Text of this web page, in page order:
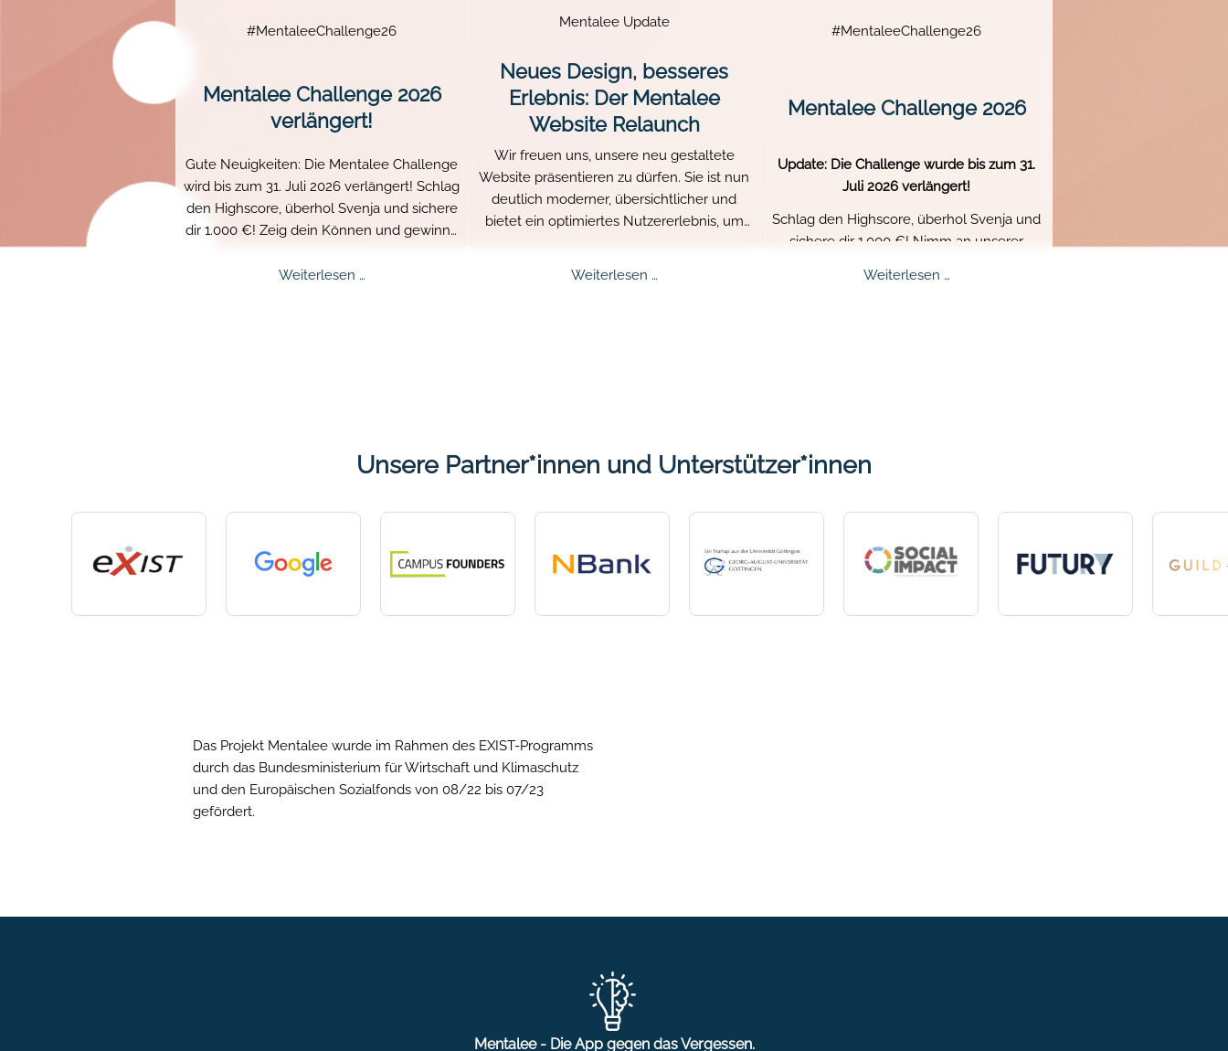
#MentaleeChallenge26
Mentalee Challenge 2026
verlängert!
Gute Neuigkeiten: Die Mentalee Challenge
wird bis zum 31. Juli 2026 verlängert! Schlag
den Highscore, überhol Svenja und sichere
dir 1.000 €! Zeig dein Können und gewinne
Weiterlesen …
Mentalee Update
Neues Design, besseres
Erlebnis: Der Mentalee
Website Relaunch
Wir freuen uns, unsere neu gestaltete
Website präsentieren zu dürfen. Sie ist nun
deutlich moderner, übersichtlicher und
bietet ein optimiertes Nutzererlebnis, um
Weiterlesen …
#MentaleeChallenge26
Mentalee Challenge 2026
Update: Die Challenge wurde bis zum 31.
Juli 2026 verlängert!
Schlag den Highscore, überhol Svenja und
sichere dir 1.000 €! Nimm an unserer
abläuft. Zeig dein Können und gewinne den
Weiterlesen …
Unsere Partner*innen und Unterstützer*innen
Das Projekt Mentalee wurde im Rahmen des EXIST-Programms
durch das Bundesministerium für Wirtschaft und Klimaschutz
und den Europäischen Sozialfonds von 08/22 bis 07/23
gefördert.
Mentalee - Die App gegen das Vergessen.